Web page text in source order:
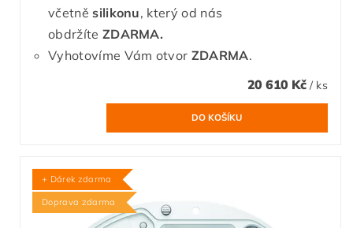
včetněsilikonu, který od nás
obdržíte ZDARMA.
Vyhotovíme Vám otvor ZDARMA.
20 610 Kč / ks
+ Dárek zdarma
Doprava zdarma